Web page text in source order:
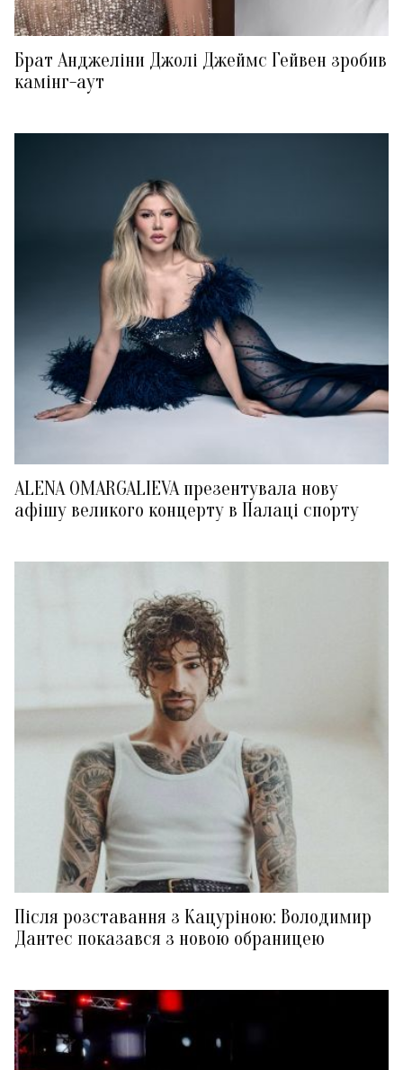
Брат Анджеліни Джолі Джеймс Гейвен зробив
камінг-аут
ALENA OMARGALIEVA презентувала нову
афішу великого концерту в Палаці спорту
Після розставання з Кацуріною: Володимир
Дантес показався з новою обраницею